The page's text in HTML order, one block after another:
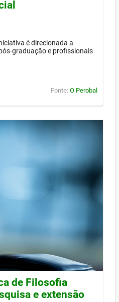
é direcionada a
graduação e profissionais
Fonte: O Perobal
de Filosofia
e extensão